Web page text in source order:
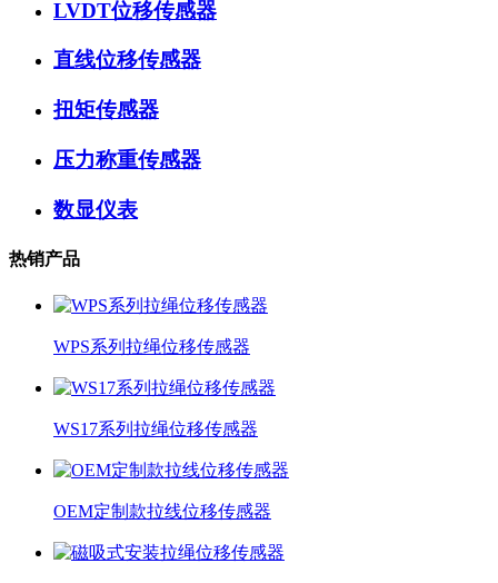
LVDT位移传感器
直线位移传感器
扭矩传感器
压力称重传感器
数显仪表
热销产品
WPS系列拉绳位移传感器
WS17系列拉绳位移传感器
OEM定制款拉线位移传感器